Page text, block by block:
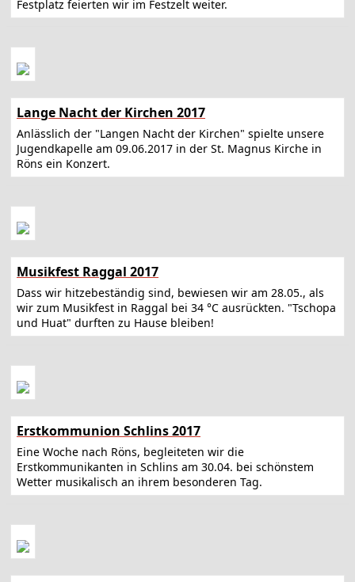
Festplatz feierten wir im Festzelt weiter.
Lange Nacht der Kirchen 2017
Anlässlich der "Langen Nacht der Kirchen" spielte unsere
Jugendkapelle am 09.06.2017 in der St. Magnus Kirche in
Röns ein Konzert.
Musikfest Raggal 2017
Dass wir hitzebeständig sind, bewiesen wir am 28.05., als
wir zum Musikfest in Raggal bei 34 °C ausrückten. "Tschopa
und Huat" durften zu Hause bleiben!
Erstkommunion Schlins 2017
Eine Woche nach Röns, begleiteten wir die
Erstkommunikanten in Schlins am 30.04. bei schönstem
Wetter musikalisch an ihrem besonderen Tag.